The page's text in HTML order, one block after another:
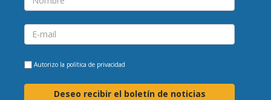
Autorizo la política de privacidad
Deseo recibir el boletín de noticias